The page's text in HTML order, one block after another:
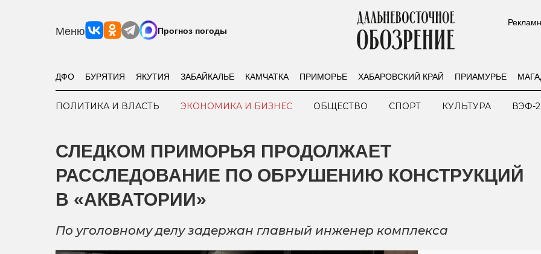
Меню Прогноз погоды
ДФО БУРЯТИЯ ЯКУТИЯ ЗАБАЙКАЛЬЕ КАМЧАТКА ПРИМОРЬЕ ХАБАРОВСКИЙ КРАЙ ПРИАМУРЬЕ
ПОЛИТИКА И ВЛАСТЬ ЭКОНОМИКА И БИЗНЕС ОБЩЕСТВО СПОРТ КУЛЬТУРА ВЭФ-
СЛЕДКОМ ПРИМОРЬЯ ПРОДОЛЖАЕТ
РАССЛЕДОВАНИЕ ПО ОБРУШЕНИЮ КОНСТРУКЦИЙ
В «АКВАТОРИИ»
По уголовному делу задержан главный инженер комплекса